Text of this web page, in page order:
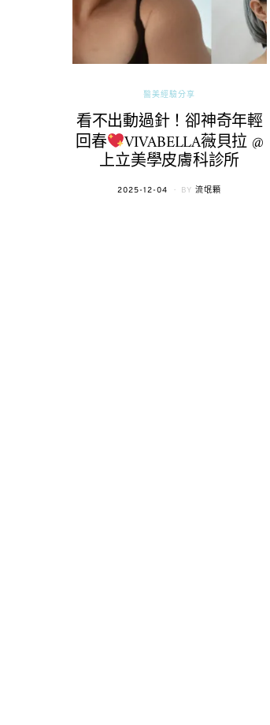
醫美經驗分享
看不出動過針！卻神奇年輕
回春 VIVABELLA薇貝拉 @
上立美學皮膚科診所
POSTED
2025-12-04 BY 流氓顆